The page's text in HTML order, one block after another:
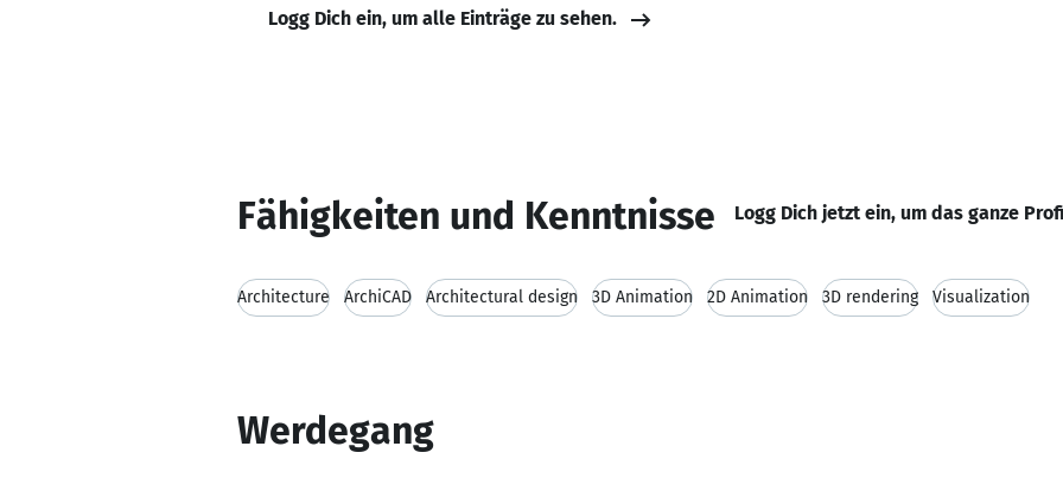
Logg Dich ein, um alle Einträge zu sehen.
Fähigkeiten und Kenntnisse Logg Dich jetzt ein, um das ganze
Architecture ArchiCAD Architectural design 3D Animation 2D Animation 3D rendering Visualization
Werdegang